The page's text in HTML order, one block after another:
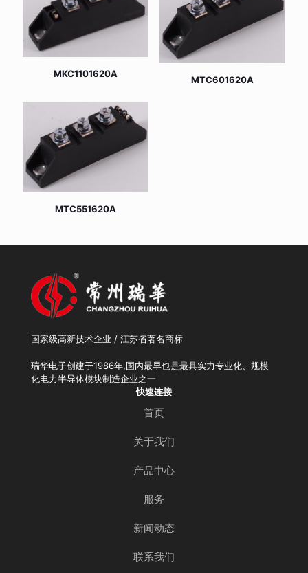
MKC1101620A
MTC601620A
MTC551620A
国家级高新技术企业 / 江苏省著名商标
瑞华电子创建于1986年,国内最早也是最具实力专业化、规模
化电力半导体模块制造企业之一
快速连接
首页
关于我们
产品中心
服务
新闻动态
联系我们